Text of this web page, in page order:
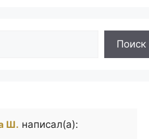
Поиск
Ш. написал(а):